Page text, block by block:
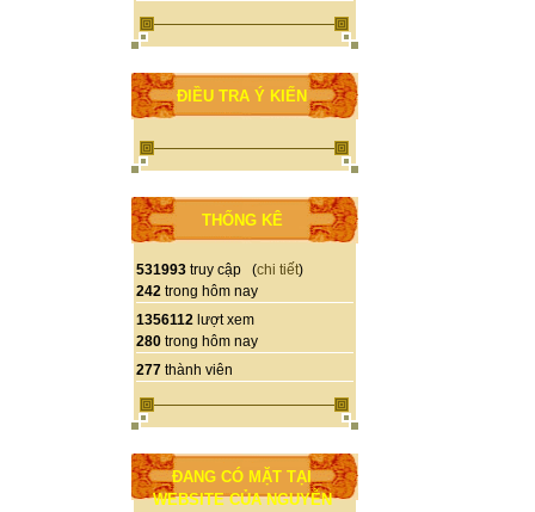
ĐIỀU TRA Ý KIẾN
THỐNG KÊ
531993 truy cập (chi tiết)
242 trong hôm nay
1356112 lượt xem
280 trong hôm nay
277 thành viên
ĐANG CÓ MẶT TẠI
WEBSITE CỦA NGUYỄN